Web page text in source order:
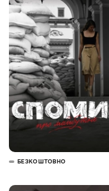
БЕЗКОШТОВНО